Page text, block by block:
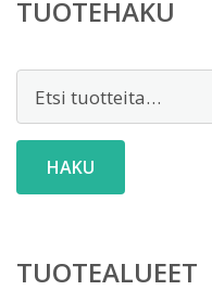
TUOTEHAKU
HAKU
TUOTEALUEET